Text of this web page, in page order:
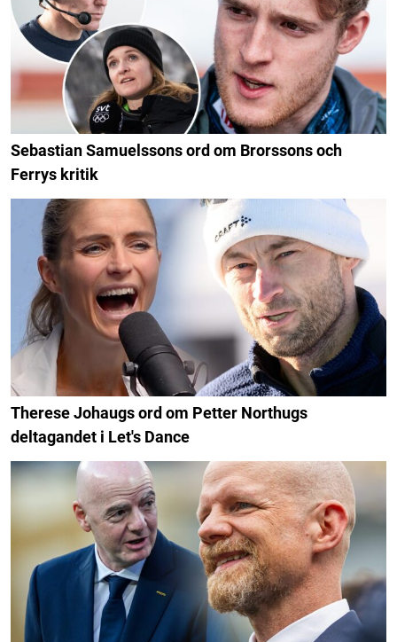
Sebastian Samuelssons ord om Brorssons och
Ferrys kritik
Therese Johaugs ord om Petter Northugs
deltagandet i Let's Dance